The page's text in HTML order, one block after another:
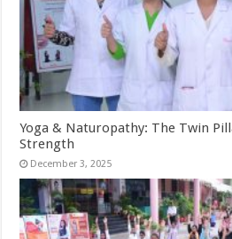
Yoga & Naturopathy: The Twin
Strength
December 3, 2025